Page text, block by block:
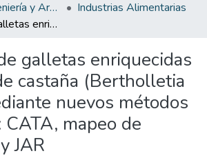
Facultad de Ingeniería y Arquitectura
Industrias Alimentarias
Evaluación de galletas enriquecidas con harina de castaña (Bertholletia excelsa) mediante nuevos métodos sensoriales: CATA, mapeo de preferencia y JAR
galletas enriquecidas
castaña (Bertholletia
nuevos métodos
mapeo de
JAR